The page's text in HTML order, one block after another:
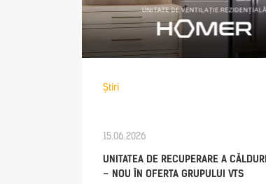
Știri
15.06.2026
UNITATEA DE RECUPERARE A
– NOU ÎN OFERTA GRUPULUI VTS